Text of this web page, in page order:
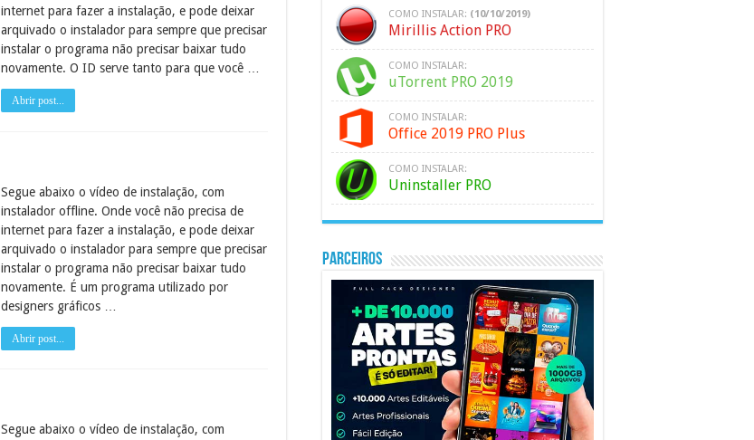
internet para fazer a instalação, e pode deixar
arquivado o instalador para sempre que precisar
instalar o programa não precisar baixar tudo
novamente. O ID serve tanto para que você …
Abrir post...
Segue abaixo o vídeo de instalação, com
instalador offline. Onde você não precisa de
internet para fazer a instalação, e pode deixar
arquivado o instalador para sempre que precisar
instalar o programa não precisar baixar tudo
novamente. É um programa utilizado por
designers gráficos …
Abrir post...
Segue abaixo o vídeo de instalação, com
COMO INSTALAR: (10/10/2019)
Mirillis Action PRO
COMO INSTALAR:
uTorrent PRO 2019
COMO INSTALAR:
Office 2019 PRO Plus
COMO INSTALAR:
Uninstaller PRO
PARCEIROS